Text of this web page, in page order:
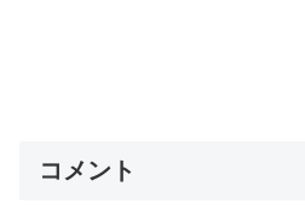
コメント